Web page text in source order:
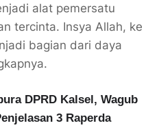
alat pemersatu
tercinta. Insya Allah, ke
bagian dari daya
DPRD Kalsel, Wagub
3 Raperda